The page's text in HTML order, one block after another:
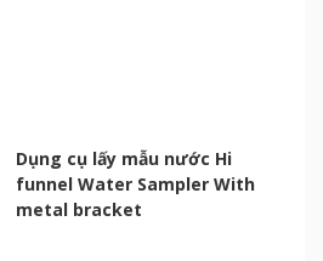
Dụng cụ lấy mẫu nước Hi
funnel Water Sampler With
metal bracket